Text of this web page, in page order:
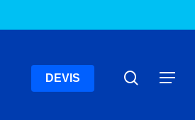
DEVIS Menu